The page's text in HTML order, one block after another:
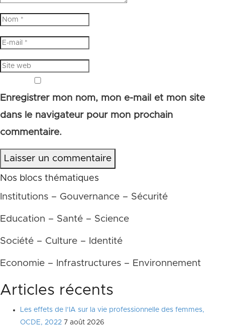
Enregistrer mon nom, mon e-mail et mon site
dans le navigateur pour mon prochain
commentaire.
Laisser un commentaire
Nos blocs thématiques
Institutions – Gouvernance – Sécurité
Education – Santé – Science
Société – Culture – Identité
Economie – Infrastructures – Environnement
Articles récents
Les effets de l’IA sur la vie professionnelle des femmes,
OCDE, 2022 7 août 2026